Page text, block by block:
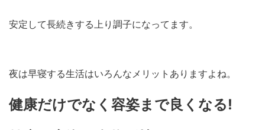
安定して長続きする上り調子になってます。
夜は早寝する生活はいろんなメリットありますよね。
健康だけでなく容姿まで良くなる!